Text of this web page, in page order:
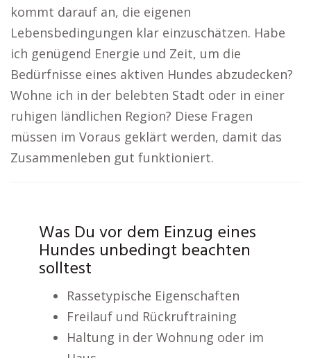
kommt darauf an, die eigenen
Lebensbedingungen klar einzuschätzen. Habe
ich genügend Energie und Zeit, um die
Bedürfnisse eines aktiven Hundes abzudecken?
Wohne ich in der belebten Stadt oder in einer
ruhigen ländlichen Region? Diese Fragen
müssen im Voraus geklärt werden, damit das
Zusammenleben gut funktioniert.
Was Du vor dem Einzug eines
Hundes unbedingt beachten
solltest
Rassetypische Eigenschaften
Freilauf und Rückruftraining
Haltung in der Wohnung oder im